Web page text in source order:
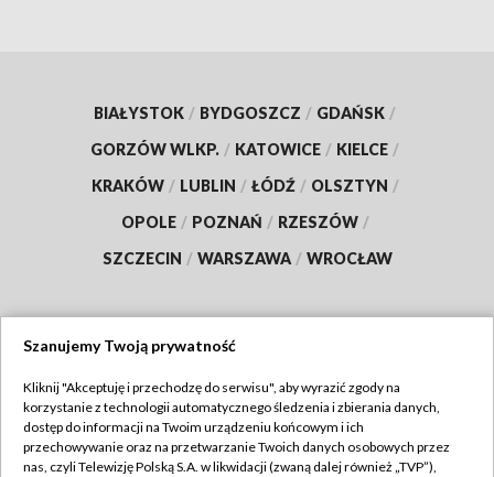
BIAŁYSTOK / BYDGOSZCZ / GDAŃSK /
GORZÓW WLKP. / KATOWICE / KIELCE /
KRAKÓW / LUBLIN / ŁÓDŹ / OLSZTYN /
OPOLE / POZNAŃ / RZESZÓW /
SZCZECIN / WARSZAWA / WROCŁAW
TVP
Abonament TVP
Regulamin TVP
Szanujemy Twoją prywatność
Kliknij "Akceptuję i przechodzę do serwisu", aby wyrazić zgody na
korzystanie z technologii automatycznego śledzenia i zbierania danych,
dostęp do informacji na Twoim urządzeniu końcowym i ich
przechowywanie oraz na przetwarzanie Twoich danych osobowych przez
nas, czyli Telewizję Polską S.A. w likwidacji (zwaną dalej również „TVP”),